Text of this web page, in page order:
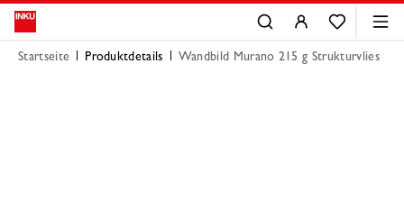
Startseite Produktdetails Wandbild Murano 215 g Strukturvlies